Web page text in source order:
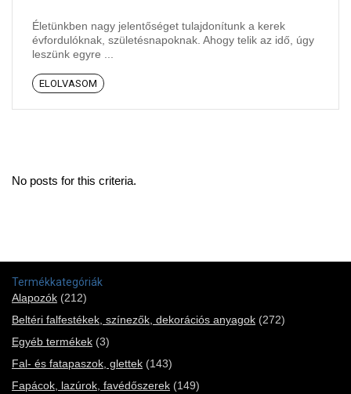
Életünkben nagy jelentőséget tulajdonítunk a kerek
évfordulóknak, születésnapoknak. Ahogy telik az idő, úgy
leszünk egyre ...
ELOLVASOM
No posts for this criteria.
Termékkategóriák
Alapozók (212)
Beltéri falfestékek, színezők, dekorációs anyagok (272)
Egyéb termékek (3)
Fal- és fatapaszok, glettek (143)
Fapácok, lazúrok, favédőszerek (149)